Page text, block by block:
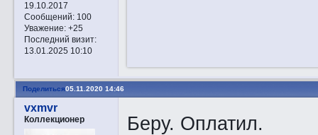
19.10.2017
Сообщений:100
Уважение: +25
Последний визит:
13.01.2025 10:10
Поделиться05.11.2020 14:46
vxmvr
Коллекционер
Беру. Оплатил.